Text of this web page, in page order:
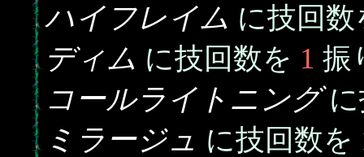
ハイフレイム に技回
ディム に技回数を 1 振
コールライトニングに
ミラージュ に技回数を